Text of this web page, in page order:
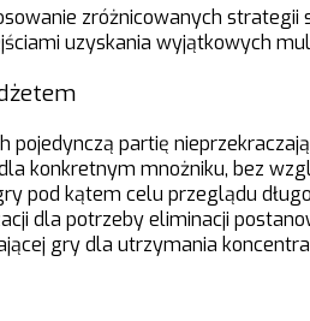
zróżnicowanych
uzyskania wyjątkowych
partię
konkretnym mnożniku, bez
pod kątem celu przeglądu
dla potrzeby eliminacji
gry dla utrzymania